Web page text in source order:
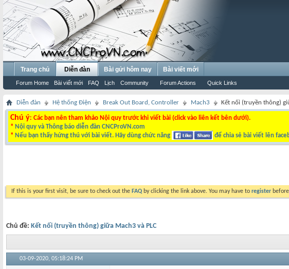
Trang chủ Diễn đàn
Forum Home Bài viết mới FAQ Lịch Community Forum Actions Quick Links
Bài gửi hôm nay Bài viết mới
Diễn đàn Hệ thống Điện Break Out Board, Controller Mach3 Kết nối (truyền thông)
Chú ý: Các bạn nên tham khảo Nội quy trước khi viết bài (click vào liên kết bên dưới).
* Nội quy và Thông báo diễn đàn CNCProVN.com
* Nếu bạn thấy hứng thú với bài viết. Hãy dùng chức năng để chia sẻ bài viết lên
If this is your first visit, be sure to check out the FAQ by clicking the link above. You may have to register
Chủ đề: Kết nối (truyền thông) giữa Mach3 và PLC
03-09-2020, 05:18:24 PM